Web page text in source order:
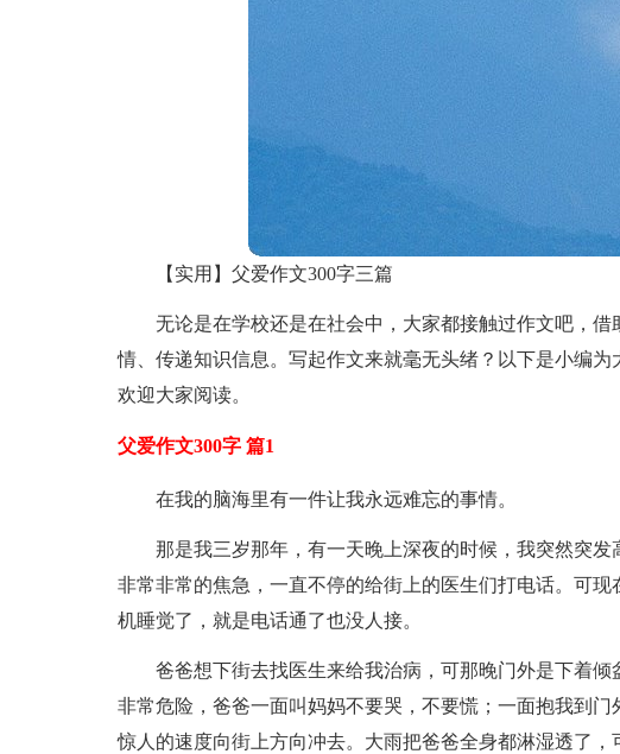
【实用】父爱作文300字三篇
无论是在学校还是在社会中，大家都接触过作文吧，
情、传递知识信息。写起作文来就毫无头绪？以下是小编为
欢迎大家阅读。
父爱作文300字 篇1
在我的脑海里有一件让我永远难忘的事情。
那是我三岁那年，有一天晚上深夜的时候，我突然突
非常非常的焦急，一直不停的给街上的医生们打电话。可
机睡觉了，就是电话通了也没人接。
爸爸想下街去找医生来给我治病，可那晚门外是下着
非常危险，爸爸一面叫妈妈不要哭，不要慌；一面抱我到
惊人的速度向街上方向冲去。大雨把爸爸全身都淋湿透了